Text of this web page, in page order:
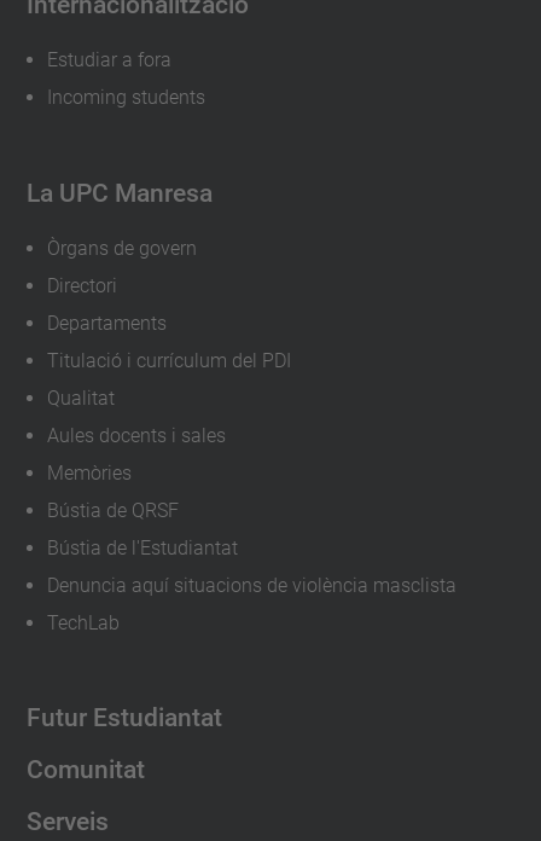
Estudiar a fora
Incoming students
La UPC Manresa
Òrgans de govern
Directori
Departaments
Titulació i currículum del PDI
Qualitat
Aules docents i sales
Memòries
Bústia de QRSF
Bústia de l'Estudiantat
Denuncia aquí situacions de violència masclista
TechLab
Futur Estudiantat
Comunitat
Serveis